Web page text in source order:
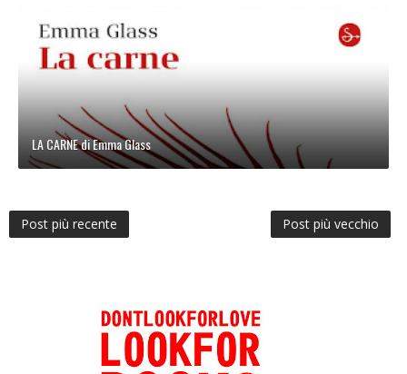
LA CARNE di Emma Glass
Post più recente Post più vecchio